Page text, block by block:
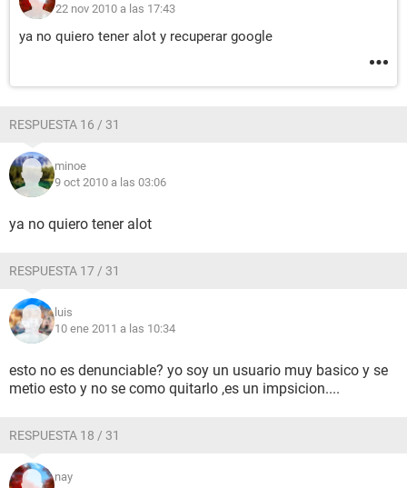
22 nov 2010 a las 17:43
ya no quiero tener alot y recuperar google
RESPUESTA 16 / 31
minoe
9 oct 2010 a las 03:06
ya no quiero tener alot
RESPUESTA 17 / 31
luis
10 ene 2011 a las 10:34
esto no es denunciable? yo soy un usuario muy basico y se
metio esto y no se como quitarlo ,es un impsicion....
RESPUESTA 18 / 31
nay